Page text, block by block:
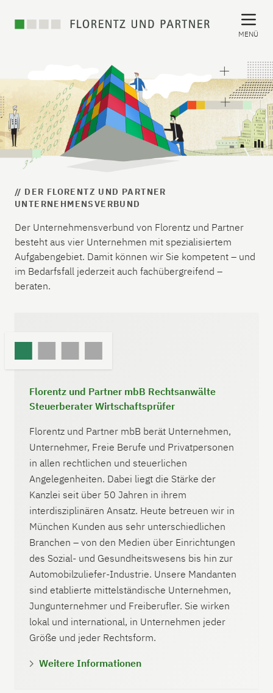
MENÜ
// DER FLORENTZ UND PARTNER
UNTERNEHMENSVERBUND
Der Unternehmensverbund von Florentz und Partner
besteht aus vier Unternehmen mit spezialisiertem
Aufgabengebiet. Damit können wir Sie kompetent – und
im Bedarfsfall jederzeit auch fachübergreifend –
beraten.
Florentz und Partner mbB Rechtsanwälte
Steuerberater Wirtschaftsprüfer
Florentz und Partner mbB berät Unternehmen,
Unternehmer, Freie Berufe und Privatpersonen
in allen rechtlichen und steuerlichen
Angelegenheiten. Dabei liegt die Stärke der
Kanzlei seit über 50 Jahren in ihrem
interdisziplinären Ansatz. Heute betreuen wir in
München Kunden aus sehr unterschiedlichen
Branchen – von den Medien über Einrichtungen
des Sozial- und Gesundheitswesens bis hin zur
Automobilzuliefer-Industrie. Unsere Mandanten
sind etablierte mittelständische Unternehmen,
Jungunternehmer und Freiberufler. Sie wirken
lokal und international, in Unternehmen jeder
Größe und jeder Rechtsform.
Weitere Informationen